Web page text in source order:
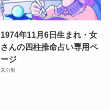
1974年11月6日生まれ・女
さんの四柱推命占い専用ペ
ージ
未分類